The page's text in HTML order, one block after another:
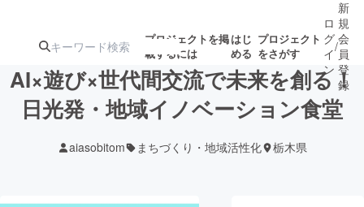
プロジェクトを掲
載するには
はじ
める
プロジェクト
をさがす
ターン
ジェクト
募集終了が近いプ
ロジェクト
されます
ロ
グ
イ
ン
/
新
規
会
員
登
録
AI×遊び×世代間交流で未来を創る！
日光発・地域イノベーション食堂
aiasobitom まちづくり・地域活性化 栃木県